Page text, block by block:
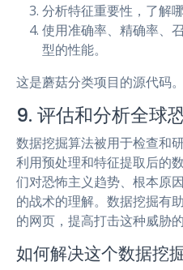
分析特征重要性，了解
使用准确率、精确率、
型的性能。
这是蘑菇分类项目的源代码。
9. 评估和分析全球
数据挖掘算法被用于检查和
利用预处理和特征提取后的
们对恐怖主义趋势、根本原
的战术的理解。数据挖掘有
的网页，提高打击这种威胁的
如何解决这个数据挖